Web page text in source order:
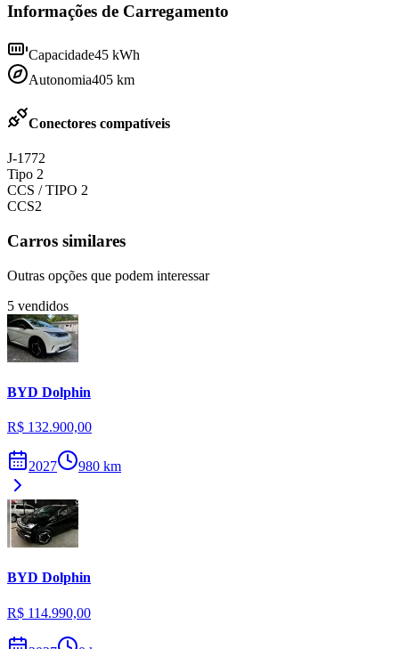
Informações de Carregamento
Capacidade45 kWh
Autonomia405 km
Conectores compatíveis
J-1772
Tipo 2
CCS / TIPO 2
CCS2
Carros similares
Outras opções que podem interessar
5 vendidos
BYD Dolphin
R$ 132.900,00
2027 980 km
BYD Dolphin
R$ 114.990,00